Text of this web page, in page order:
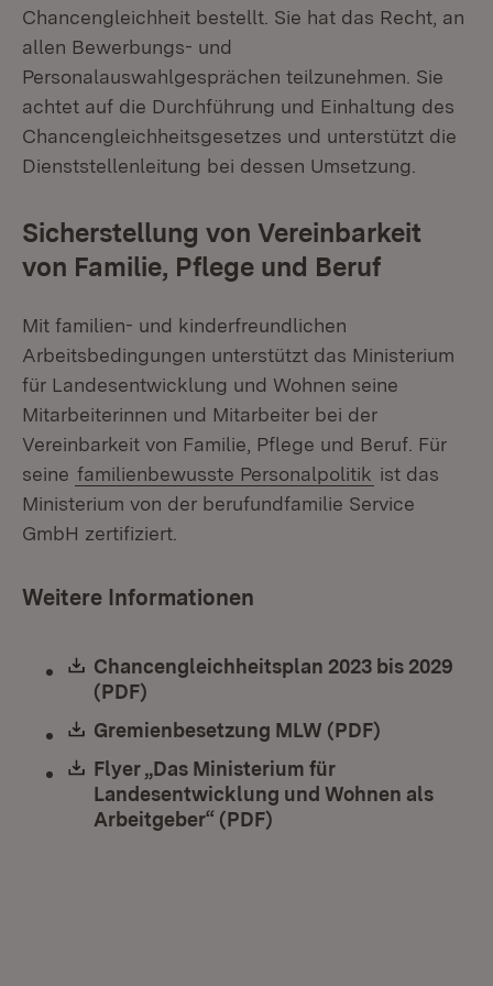
Chancengleichheit bestellt. Sie hat das Recht, an
allen Bewerbungs- und
Personalauswahlgesprächen teilzunehmen. Sie
achtet auf die Durchführung und Einhaltung des
Chancengleichheitsgesetzes und unterstützt die
Dienststellenleitung bei dessen Umsetzung.
Sicherstellung von Vereinbarkeit
von Familie, Pflege und Beruf
Mit familien- und kinderfreundlichen
Arbeitsbedingungen unterstützt das Ministerium
für Landesentwicklung und Wohnen seine
Mitarbeiterinnen und Mitarbeiter bei der
Vereinbarkeit von Familie, Pflege und Beruf. Für
seine familienbewusste Personalpolitik ist das
Ministerium von der berufundfamilie Service
GmbH zertifiziert.
Weitere Informationen
Download:
Chancengleichheitsplan 2023 bis 2029
(PDF)
Download:
Gremienbesetzung MLW (PDF)
Download:
Flyer „Das Ministerium für
Landesentwicklung und Wohnen als
Arbeitgeber“ (PDF)